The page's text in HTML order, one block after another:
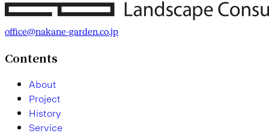
office@nakane-garden.co.jp
Contents
About
Project
History
Service